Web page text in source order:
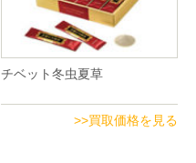
チベット冬虫夏草
>>買取価格を見る